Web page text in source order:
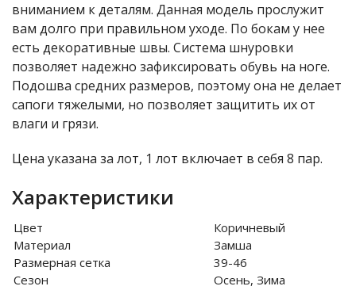
вниманием к деталям. Данная модель прослужит
вам долго при правильном уходе. По бокам у нее
есть декоративные швы. Система шнуровки
позволяет надежно зафиксировать обувь на ноге.
Подошва средних размеров, поэтому она не делает
сапоги тяжелыми, но позволяет защитить их от
влаги и грязи.
Цена указана за лот, 1 лот включает в себя 8 пар.
Характеристики
Цвет
Коричневый
Материал
Замша
Размерная сетка
39-46
Сезон
Осень, Зима